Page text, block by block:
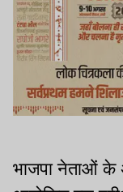
भाजपा नेताओं के